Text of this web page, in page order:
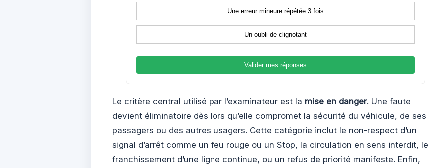
Une erreur mineure répétée 3 fois
Un oubli de clignotant
Valider mes réponses
Le critère central utilisé par l’examinateur est la mise en danger. Une faute
devient éliminatoire dès lors qu’elle compromet la sécurité du véhicule, de ses
passagers ou des autres usagers. Cette catégorie inclut le non-respect d’un
signal d’arrêt comme un feu rouge ou un Stop, la circulation en sens interdit, le
franchissement d’une ligne continue, ou un refus de priorité manifeste. Enfin,